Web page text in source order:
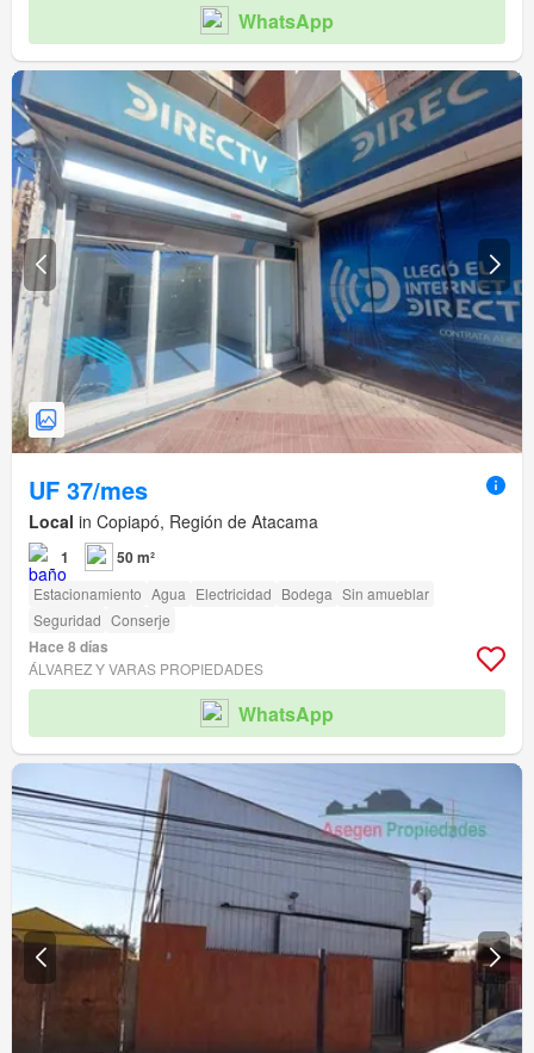
WhatsApp
UF 37/mes
Local in Copiapó, Región de Atacama
1 50 m²
Estacionamiento Agua Electricidad Bodega Sin amueblar
Seguridad Conserje
Hace 8 días
ÁLVAREZ Y VARAS PROPIEDADES
WhatsApp